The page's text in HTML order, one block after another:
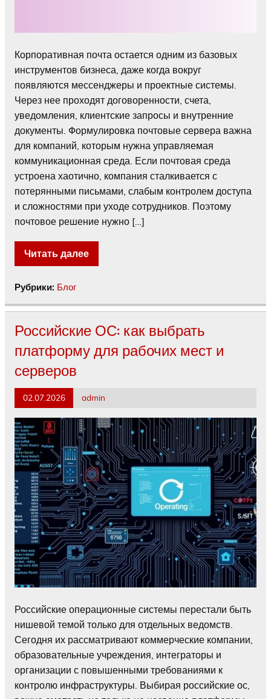
Корпоративная почта остается одним из базовых
инструментов бизнеса, даже когда вокруг
появляются мессенджеры и проектные системы.
Через нее проходят договоренности, счета,
уведомления, клиентские запросы и внутренние
документы. Формулировка почтовые сервера важна
для компаний, которым нужна управляемая
коммуникационная среда. Если почтовая среда
устроена хаотично, компания сталкивается с
потерянными письмами, слабым контролем доступа
и сложностями при уходе сотрудников. Поэтому
почтовое решение нужно […]
Читать далее
Рубрики: Блог
Российские ОС: как выбрать
платформу для рабочих мест и
серверов
02.07.2026 admin
Российские операционные системы перестали быть
нишевой темой только для отдельных ведомств.
Сегодня их рассматривают коммерческие компании,
образовательные учреждения, интеграторы и
организации с повышенными требованиями к
контролю инфраструктуры. Выбирая российские ос,